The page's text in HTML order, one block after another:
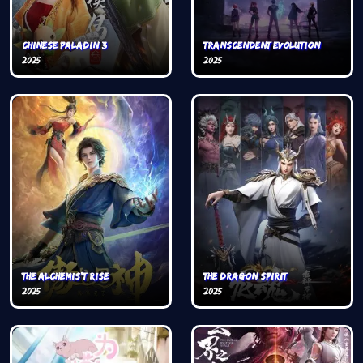
Chinese paladin 3
2025
Transcendent Evolution
2025
The Alchemis't Rise
2025
The Dragon Spirit
2025